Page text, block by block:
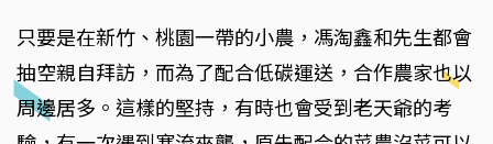
只要是在新竹、桃園一帶的小農，馮淘鑫和先生都會
抽空親自拜訪，而為了配合低碳運送，合作農家也以
周邊居多。這樣的堅持，有時也會受到老天爺的考